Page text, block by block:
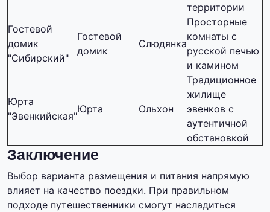
территории
Гостевой
домик
"Сибирский"
Гостевой
домик
Слюдянка
Просторные
комнаты с
русской печью
и камином
Юрта
"Эвенкийская"
Юрта Ольхон
Традиционное
жилище
эвенков с
аутентичной
обстановкой
Заключение
Выбор варианта размещения и питания напрямую
влияет на качество поездки. При правильном
подходе путешественники смогут насладиться